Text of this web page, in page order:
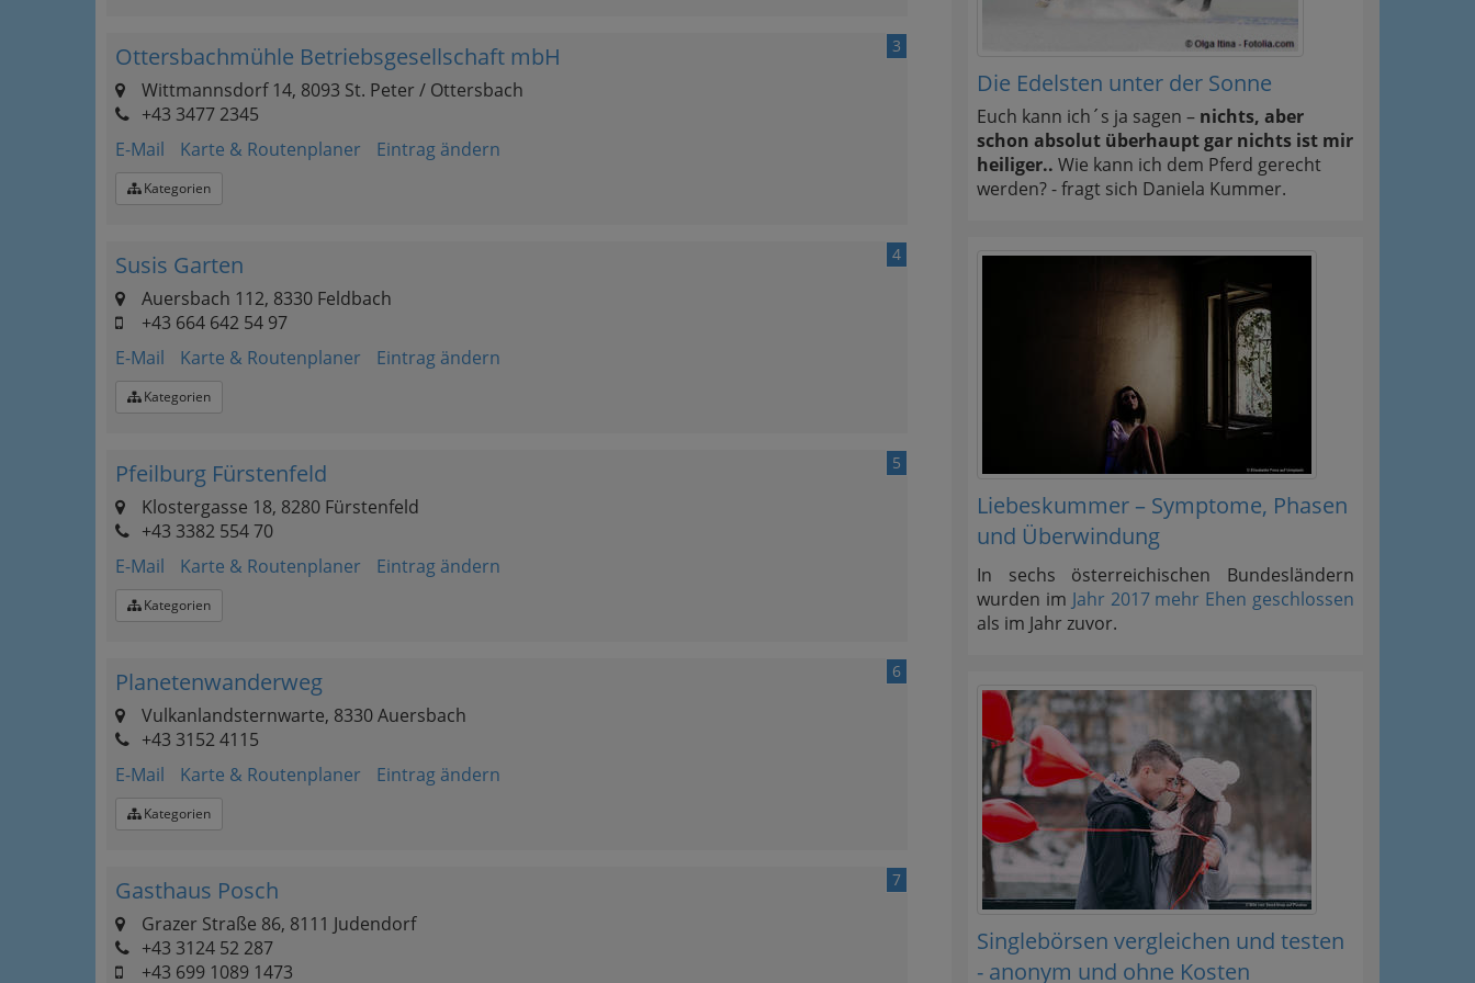
3
Ottersbachmühle Betriebsgesellschaft mbH
Wittmannsdorf 14, 8093 St. Peter / Ottersbach
+43 3477 2345
E-Mail
Karte & Routenplaner Eintrag ändern
Kategorien
4
Susis Garten
Auersbach 112, 8330 Feldbach
+43 664 642 54 97
E-Mail
Karte & Routenplaner Eintrag ändern
Kategorien
5
Pfeilburg Fürstenfeld
Klostergasse 18, 8280 Fürstenfeld
+43 3382 554 70
E-Mail
Karte & Routenplaner Eintrag ändern
Kategorien
6
Planetenwanderweg
Vulkanlandsternwarte, 8330 Auersbach
+43 3152 4115
E-Mail
Karte & Routenplaner Eintrag ändern
Kategorien
7
Gasthaus Posch
Grazer Straße 86, 8111 Judendorf
+43 3124 52 287
+43 699 1089 1473
Die Edelsten unter der Sonne
Euch kann ich´s ja sagen – nichts, aber
schon absolut überhaupt gar nichts ist mir
heiliger.. Wie kann ich dem Pferd gerecht
werden? - fragt sich Daniela Kummer.
Liebeskummer – Symptome, Phasen
und Überwindung
In sechs österreichischen Bundesländern
wurden im Jahr 2017 mehr Ehen geschlossen
als im Jahr zuvor.
Singlebörsen vergleichen und testen
- anonym und ohne Kosten